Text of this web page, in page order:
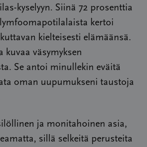
kyselyyn. Siinä 72 prosenttia
kertoi
kielteisesti elämäänsä.
kuvaa väsymyksen
Se antoi minullekin eväitä
oman uupumukseni taustoja
ja monitahoinen asia,
sillä selkeitä perusteita